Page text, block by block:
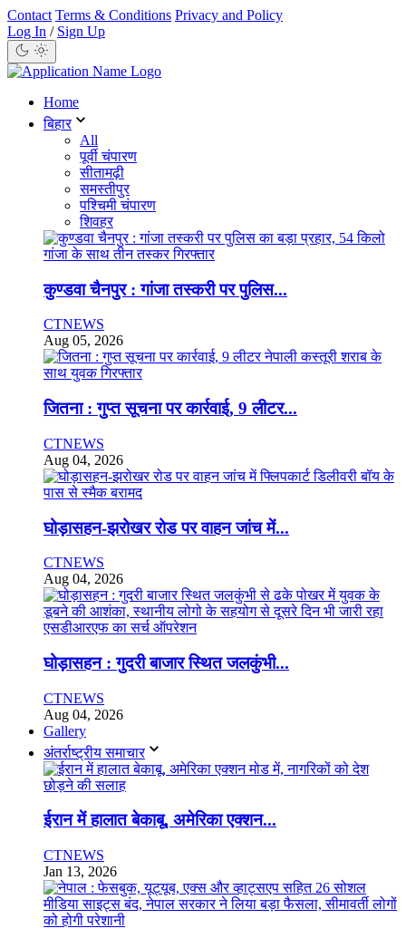
Contact Terms & Conditions Privacy and Policy
Log In / Sign Up
Home
बिहार
All
पूर्वी चंपारण
सीतामढ़ी
समस्तीपुर
पश्चिमी चंपारण
शिवहर
कुण्डवा चैनपुर : गांजा तस्करी पर पुलिस...
CTNEWS
Aug 05, 2026
जितना : गुप्त सूचना पर कार्रवाई, 9 लीटर...
CTNEWS
Aug 04, 2026
घोड़ासहन-झरोखर रोड पर वाहन जांच में...
CTNEWS
Aug 04, 2026
घोड़ासहन : गुदरी बाजार स्थित जलकुंभी...
CTNEWS
Aug 04, 2026
Gallery
अंतर्राष्ट्रीय समाचार
ईरान में हालात बेकाबू, अमेरिका एक्शन...
CTNEWS
Jan 13, 2026